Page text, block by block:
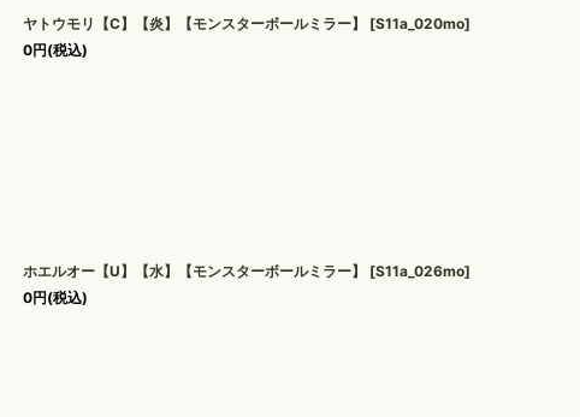
ヤトウモリ【C】【炎】【モンスターボールミラー】 [S11a_020mo]
0円(税込)
ホエルオー【U】【水】【モンスターボールミラー】 [S11a_026mo]
0円(税込)